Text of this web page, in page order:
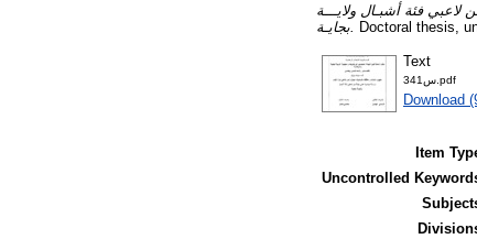
فئة أشبـال ولايـــة
Doctoral thesis,
Text
س341.pdf
Download
Item
Uncontrolled